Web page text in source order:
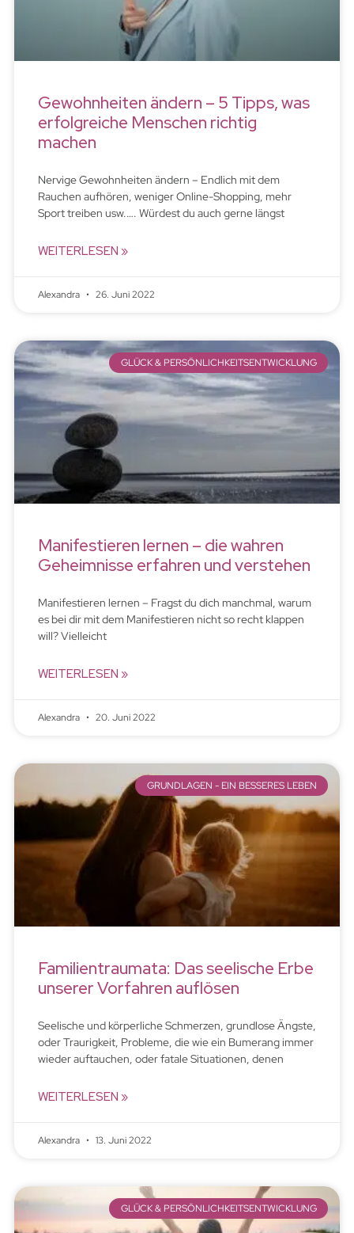
Gewohnheiten ändern – 5 Tipps, was
erfolgreiche Menschen richtig
machen
Nervige Gewohnheiten ändern – Endlich mit dem
Rauchen aufhören, weniger Online-Shopping, mehr
Sport treiben usw.…. Würdest du auch gerne längst
WEITERLESEN »
Alexandra 26. Juni 2022
GLÜCK & PERSÖNLICHKEITSENTWICKLUNG
Manifestieren lernen – die wahren
Geheimnisse erfahren und verstehen
Manifestieren lernen – Fragst du dich manchmal, warum
es bei dir mit dem Manifestieren nicht so recht klappen
will? Vielleicht
WEITERLESEN »
Alexandra 20. Juni 2022
GRUNDLAGEN - EIN BESSERES LEBEN
Familientraumata: Das seelische Erbe
unserer Vorfahren auflösen
Seelische und körperliche Schmerzen, grundlose Ängste,
oder Traurigkeit, Probleme, die wie ein Bumerang immer
wieder auftauchen, oder fatale Situationen, denen
WEITERLESEN »
Alexandra 13. Juni 2022
GLÜCK & PERSÖNLICHKEITSENTWICKLUNG